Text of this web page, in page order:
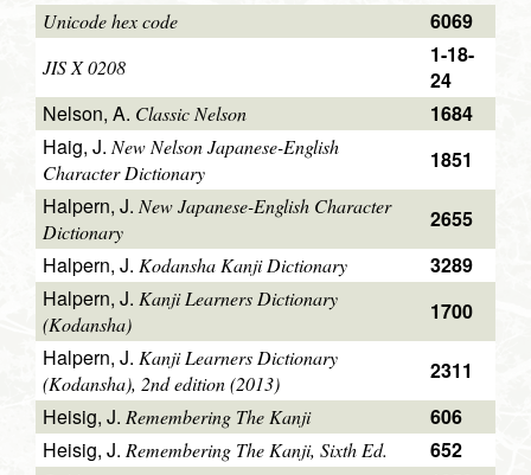
Unicode hex code 6069
JIS X 0208
1-18-
24
Nelson, A. Classic Nelson
1684
Haig, J.New Nelson Japanese-English
Character Dictionary
1851
Halpern, J. New Japanese-English Character
Dictionary
2655
Halpern, J. Kodansha Kanji Dictionary
3289
Halpern, J. Kanji Learners Dictionary
(Kodansha)
1700
Halpern, J. Kanji Learners Dictionary
(Kodansha), 2nd edition (2013)
2311
Heisig, J. Remembering The Kanji
606
Heisig, J. Remembering The Kanji, Sixth Ed.
652